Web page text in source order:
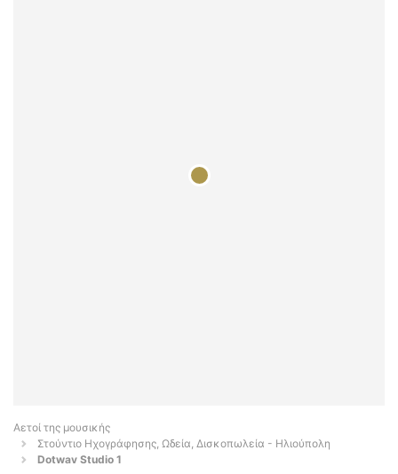
Αετοί της μουσικής
Στούντιο Ηχογράφησης, Ωδεία, Δισκοπωλεία - Ηλιούπολη
Dotwav Studio 1